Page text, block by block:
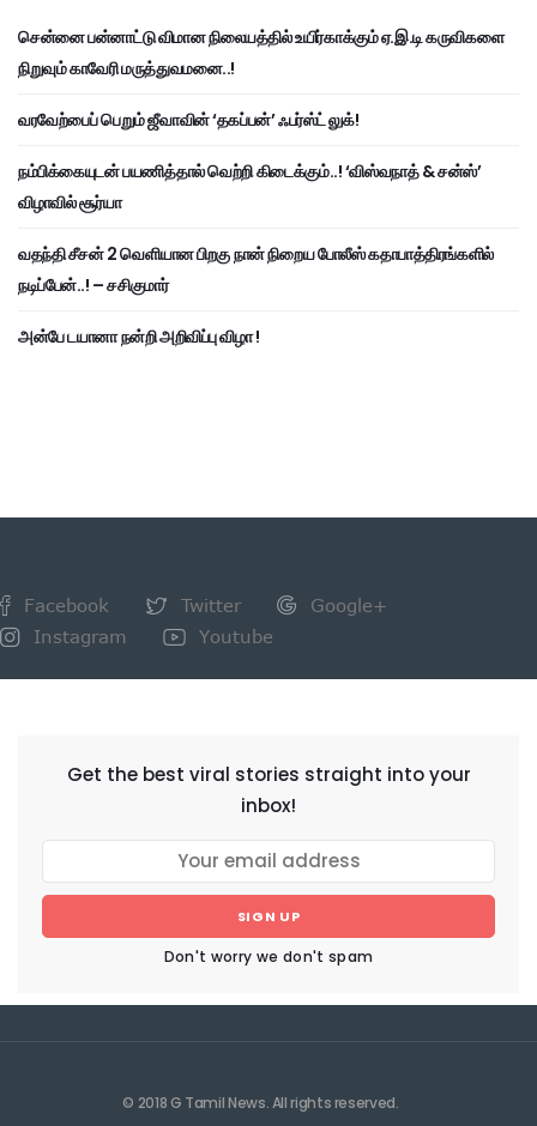
சென்னை பன்னாட்டு விமான நிலையத்தில் உயிர்காக்கும் ஏ.இ.டி கருவிகளை
நிறுவும் காவேரி மருத்துவமனை..!
வரவேற்பைப் பெறும் ஜீவாவின் ‘தகப்பன்’ ஃபர்ஸ்ட் லுக்!
நம்பிக்கையுடன் பயணித்தால் வெற்றி கிடைக்கும்..! ‘விஸ்வநாத் & சன்ஸ்’
விழாவில் சூர்யா
வதந்தி சீசன் 2 வெளியான பிறகு நான் நிறைய போலீஸ் கதாபாத்திரங்களில்
நடிப்பேன்..! – சசிகுமார்
அன்பே டயானா நன்றி அறிவிப்பு விழா !
Facebook Twitter
Google+
Instagram
Youtube
Get the best viral stories straight into your
inbox!
SIGN UP
Don't worry we don't spam
© 2018 G Tamil News. All rights reserved.